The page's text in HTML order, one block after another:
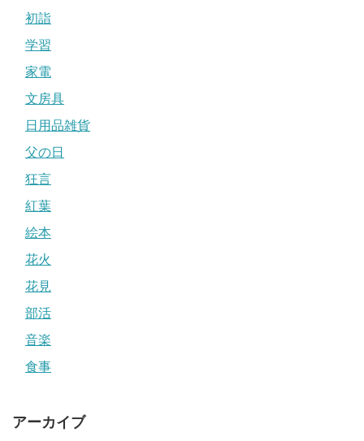
初詣
学習
家電
文房具
日用品雑貨
父の日
狂言
紅葉
絵本
花火
花見
部活
音楽
食事
アーカイブ